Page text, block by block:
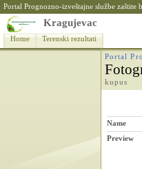
Portal Prognozno-izveštajne službe zaštite
Kragujevac
Home Terenski rezultati
Portal
kupus
Name
Preview